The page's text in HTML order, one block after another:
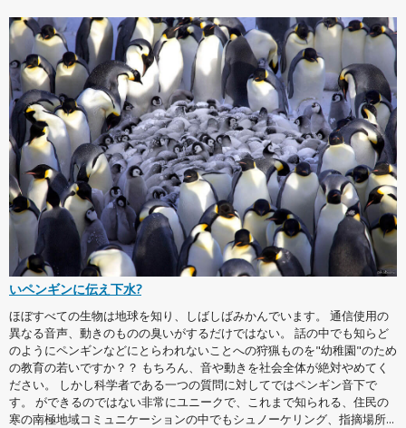
いペンギンに伝え下水?
ほぼすべての生物は地球を知り、しばしばみかんでいます。 通信使用の
異なる音声、動きのものの臭いがするだけではない。 話の中でも知らど
のようにペンギンなどにとらわれないことへの狩猟ものを"幼稚園"のため
の教育の若いですか？？ もちろん、音や動きを社会全体が絶対やめてく
ださい。 しかし科学者である一つの質問に対してではペンギン音下で
す。 ができるのではない非常にユニークで、これまで知られる、住民の
寒の南極地域コミュニケーションの中でもシュノーケリング、指摘場所...